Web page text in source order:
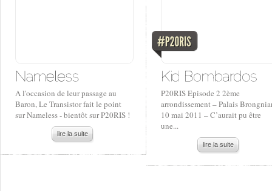
A l'occasion de leur passage au
Baron, Le Transistor fait le point
sur Nameless - bientôt sur P20RIS !
lire la suite
P20RIS Episode 2 2ème
arrondissement – Palais
10 mai 2011 – C’aurait pu être
une...
lire la suite